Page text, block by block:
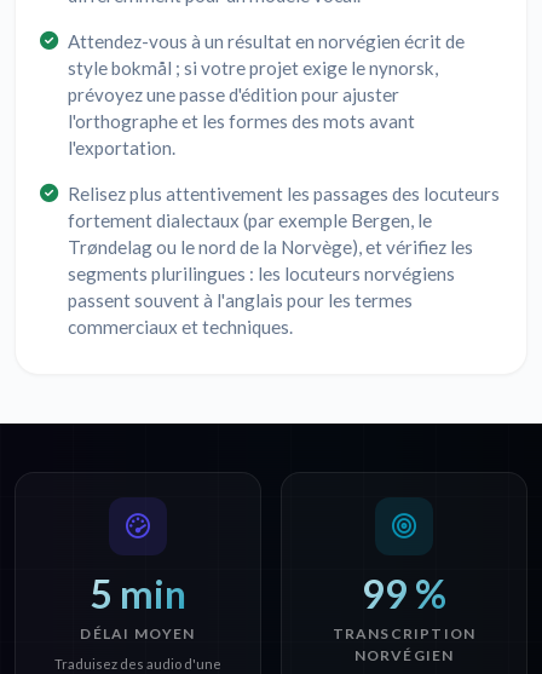
Attendez-vous à un résultat en norvégien écrit de
style bokmål ; si votre projet exige le nynorsk,
prévoyez une passe d'édition pour ajuster
l'orthographe et les formes des mots avant
l'exportation.
Relisez plus attentivement les passages des locuteurs
fortement dialectaux (par exemple Bergen, le
Trøndelag ou le nord de la Norvège), et vérifiez les
segments plurilingues : les locuteurs norvégiens
passent souvent à l'anglais pour les termes
commerciaux et techniques.
5 min
DÉLAI MOYEN
Traduisez des audio d'une
99 %
TRANSCRIPTION
NORVÉGIEN